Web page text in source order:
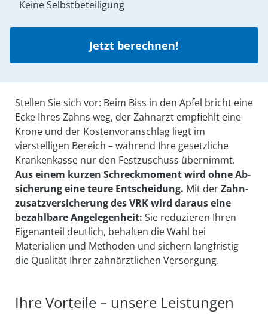
Keine Selbstbeteiligung
Jetzt berechnen!
Stellen Sie sich vor: Beim Biss in den Apfel bricht eine
Ecke Ihres Zahns weg, der Zahn­arzt empfiehlt eine
Krone und der Kosten­vor­anschlag liegt im
vierstelligen Bereich – während Ihre gesetzliche
Kranken­kasse nur den Fest­zu­schuss übernimmt.
Aus einem kurzen Schreck­moment wird ohne Ab­
sicherung eine teure Ent­scheidung. Mit derZahn­
zusatz­versicherung des VRK wird daraus eine
bezahl­bare An­gelegen­heit: Sie reduzieren Ihren
Eigen­anteil deutlich, behalten die Wahl bei
Materialien und Methoden und sichern lang­fristig
die Qualität Ihrer zahn­ärztlichen Versorgung.
Ihre Vorteile – unsere Leistungen